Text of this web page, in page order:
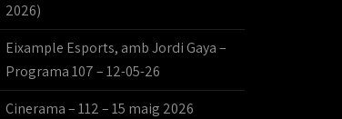
2026)
Eixample Esports, amb Jordi Gaya –
Programa 107 – 12-05-26
Cinerama – 112 – 15 maig 2026